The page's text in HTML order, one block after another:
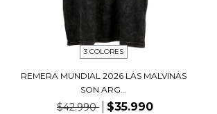
3 COLORES
REMERA MUNDIAL 2026 LAS MALVINAS
SON ARG...
$42.990 $35.990